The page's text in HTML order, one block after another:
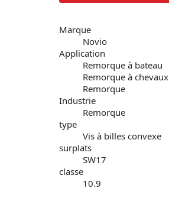
Marque
Novio
Application
Remorque à bateau
Remorque à chevaux
Remorque
Industrie
Remorque
type
Vis à billes convexe
surplats
SW17
classe
10.9